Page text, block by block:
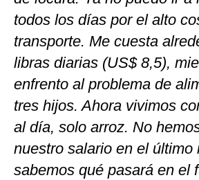
todos los días por el alto
transporte. Me cuesta
libras diarias (US$ 8,5),
enfrento al problema de
tres hijos. Ahora vivimos
al día, solo arroz. No
nuestro salario en el último
sabemos qué pasará en el